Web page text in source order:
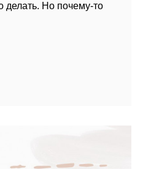
делать. Но почему-то